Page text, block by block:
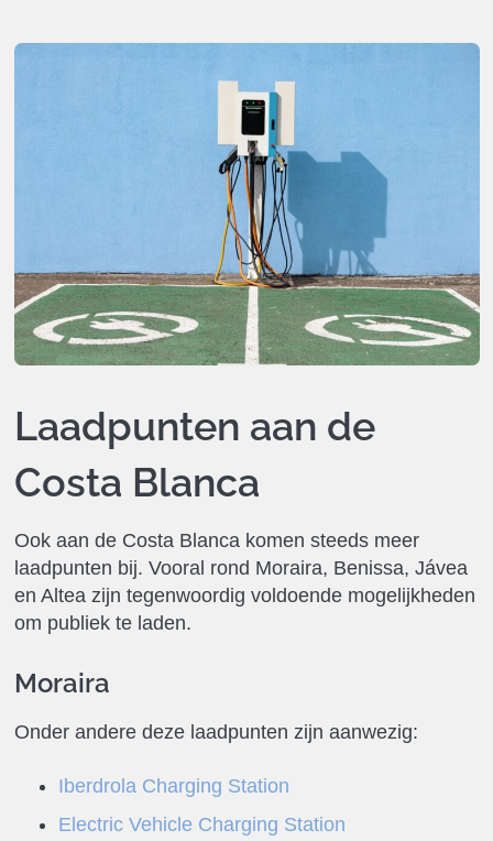
Laadpunten aan de
Costa Blanca
Ook aan de Costa Blanca komen steeds meer
laadpunten bij. Vooral rond Moraira, Benissa, Jávea
en Altea zijn tegenwoordig voldoende mogelijkheden
om publiek te laden.
Moraira
Onder andere deze laadpunten zijn aanwezig:
Iberdrola Charging Station
Electric Vehicle Charging Station